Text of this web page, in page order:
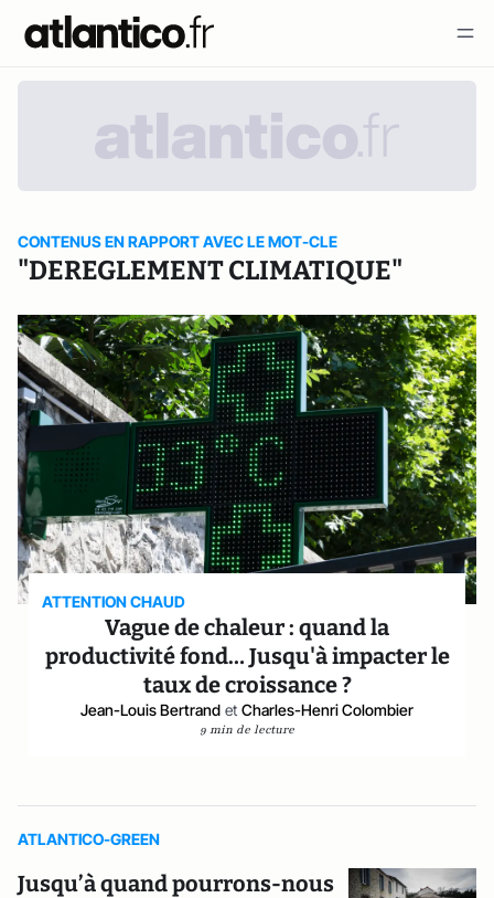
CONTENUS EN RAPPORT AVEC LE MOT-CLE
"DEREGLEMENT CLIMATIQUE"
ATTENTION CHAUD
Vague de chaleur : quand la
productivité fond… Jusqu'à impacter le
taux de croissance ?
Jean-Louis Bertrand et Charles-Henri Colombier
9 min de lecture
ATLANTICO-GREEN
Jusqu’à quand pourrons-nous